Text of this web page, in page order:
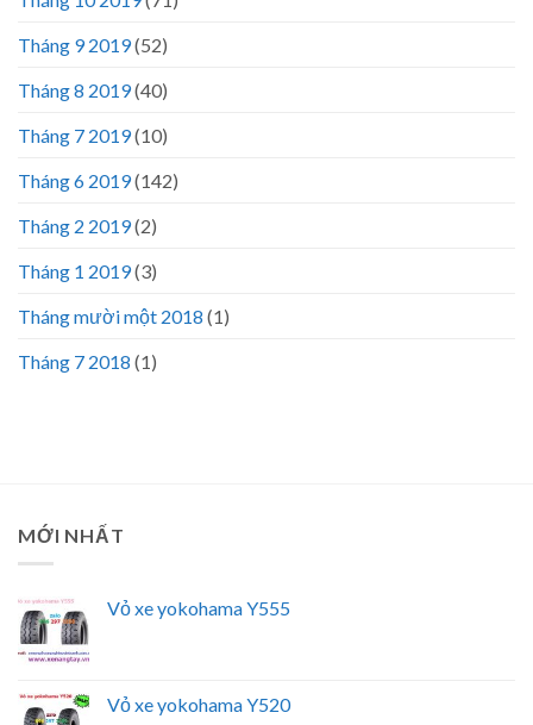
Tháng 9 2019(52)
Tháng 8 2019(40)
Tháng 7 2019(10)
Tháng 6 2019(142)
Tháng 2 2019(2)
Tháng 1 2019(3)
Tháng mười một 2018 (1)
Tháng 7 2018 (1)
MỚI NHẤT
Vỏ xe yokohama Y555
Vỏ xe yokohama Y520